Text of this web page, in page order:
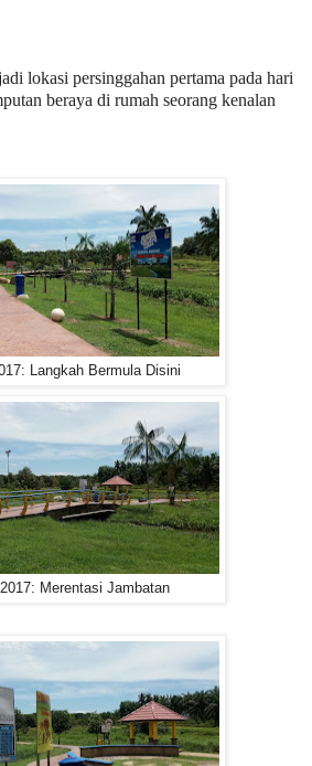
lokasi persinggahan pertama pada hari
beraya di rumah seorang kenalan
Langkah Bermula Disini
Merentasi Jambatan